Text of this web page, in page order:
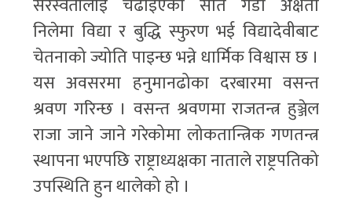
निलेमा विद्या र बुद्धि स्फुरण भई विद्यादेवीबाट
चेतनाको ज्योति पाइन्छ भन्ने धार्मिक विश्वास छ ।
यस अवसरमा हनुमानढोका दरबारमा वसन्त
श्रवण गरिन्छ । वसन्त श्रवणमा राजतन्त्र हुञ्जेल
राजा जाने जाने गरेकोमा लोकतान्त्रिक गणतन्त्र
स्थापना भएपछि राष्ट्राध्यक्षका नाताले राष्ट्रपतिको
उपस्थिति हुन थालेको हो ।